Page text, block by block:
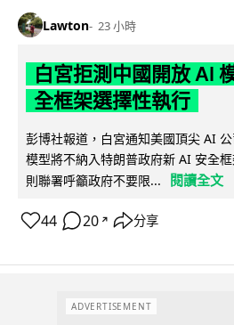
Lawton 23 小時
白宮拒測中國開放 AI
全框架選擇性執行
彭博社報道，白宮通知美國頂尖 AI
模型將不納入特朗普政府新 AI 安全
則聯署呼籲政府不要限...
閱讀全文
44 20 ↗ 分享
ADVERTISEMENT